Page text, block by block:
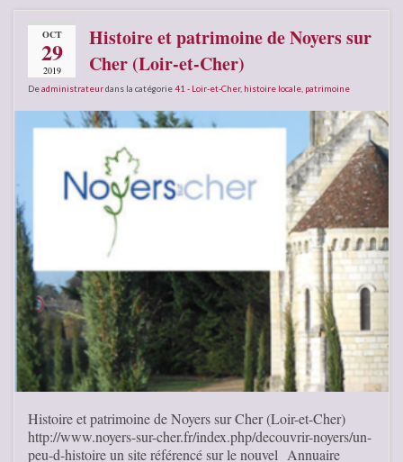
OCT
29
2019
Histoire et patrimoine de Noyers sur
Cher (Loir-et-Cher)
Deadministrateurdans la catégorie41 - Loir-et-Cher, histoire locale patrimoine
Histoire et patrimoine de Noyers sur Cher (Loir-et-Cher)
http://www.noyers-sur-cher.fr/index.php/decouvrir-noyers/un-
peu-d-histoire un site référencé sur le nouvel Annuaire